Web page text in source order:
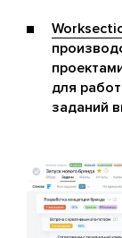
для
заданий